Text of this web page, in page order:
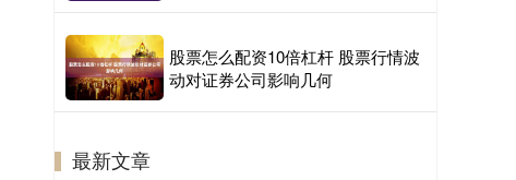
股票怎么配资10倍杠杆 股票行情波
动对证券公司影响几何
最新文章